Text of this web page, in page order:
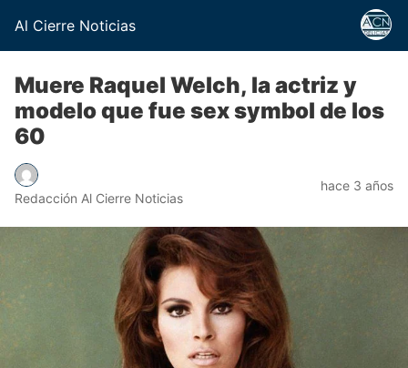
Al Cierre Noticias
Muere Raquel Welch, la actriz y
modelo que fue sex symbol de los
60
Redacción Al Cierre Noticias
hace 3 años